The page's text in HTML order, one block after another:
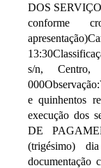
DOS
conforme
s/n,
e quinhentos
execução dos
DE
(trigésimo)
documentação